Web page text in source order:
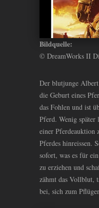
Bildquelle:
© DreamWorks II
Der blutjunge
die Geburt eines
das Fohlen und ist
Pferd. Wenig später
einer Pferdeauktion
Pferdes hinreissen.
sofort, was es für
zu erziehen und
zähmt das Vollblut,
bei, sich zum